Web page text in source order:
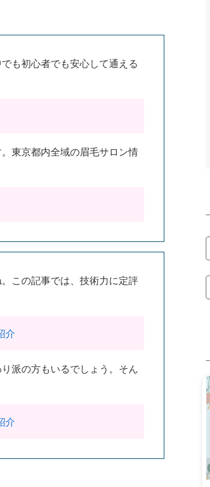
も初心者でも安心して通える
東京都内全域の眉毛サロン情
この記事では、技術力に定評
介
派の方もいるでしょう。そん
介